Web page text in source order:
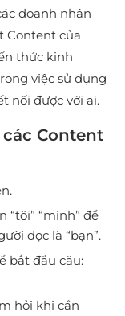
doanh nhân
Content của
thức kinh
việc sử dụng
nối được với ai.
Content
“mình” để
đọc là “bạn”.
bắt đầu câu:
hỏi khi cần